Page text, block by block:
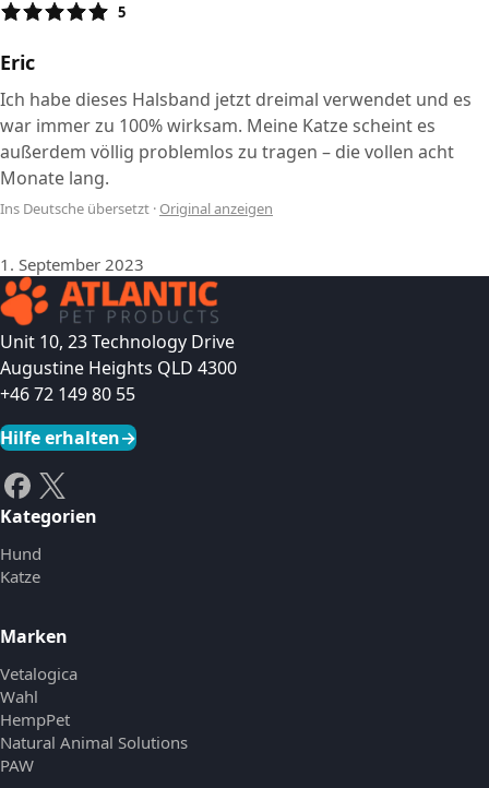
5
Eric
Ich habe dieses Halsband jetzt dreimal verwendet und es
war immer zu 100% wirksam. Meine Katze scheint es
außerdem völlig problemlos zu tragen – die vollen acht
Monate lang.
Ins Deutsche übersetzt · Original anzeigen
1. September 2023
Unit 10, 23 Technology Drive
Augustine Heights QLD 4300
+46 72 149 80 55
Hilfe erhalten→
Kategorien
Hund
Katze
Marken
Vetalogica
Wahl
HempPet
Natural Animal Solutions
PAW